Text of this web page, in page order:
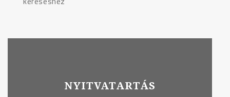
NYITVATARTÁS